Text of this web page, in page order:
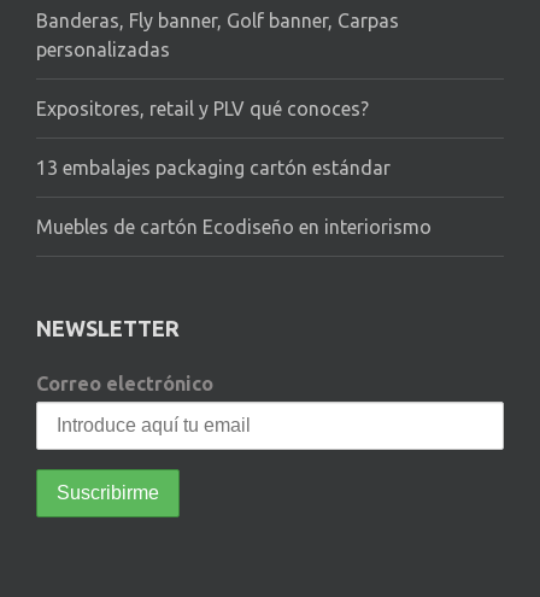
Banderas, Fly banner, Golf banner, Carpas
personalizadas
Expositores, retail y PLV qué conoces?
13 embalajes packaging cartón estándar
Muebles de cartón Ecodiseño en interiorismo
NEWSLETTER
Correo electrónico